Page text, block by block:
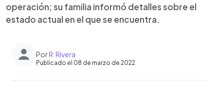
operación; su familia informó detalles sobre el
estado actual en el que se encuentra.
PorR. Rivera
Publicado el 08 de marzo de 2022